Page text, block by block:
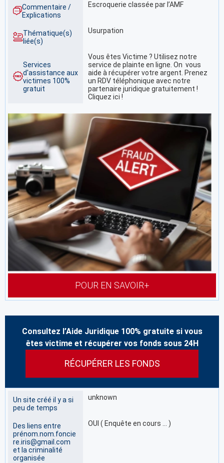
Commentaire /
Explications
Escroquerie classée par l’AMF
Thématique(s)
liée(s)
Usurpation
Services
d'assistance aux
victimes 100%
gratuit
Vous êtes Victime ? Utilisez notre
service de plainte en ligne. On vous
aide à récupérer votre argent. Prenez
un RDV téléphonique avec notre
partenaire juridique gratuitement !
Cliquez ici !
POUR EN SAVOIR+
Consultez l’Aide Juridique 100% gratuite si vous
êtes victime et récupérer vos fonds sous 24H
RÉCUPÉRER LES FONDS
Un site créé il y a si
peu de temps
unknown
Des liens entre
prénom.nom.foncie
re.iris@gmail.com
et la criminalité
organisée
OUI ( Enquête en cours … )